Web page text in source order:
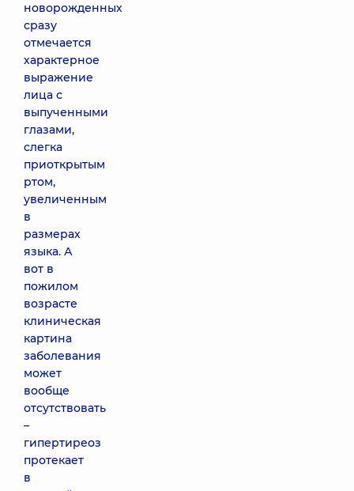
новорожденных
сразу
отмечается
характерное
выражение
лица с
выпученными
глазами,
слегка
приоткрытым
ртом,
увеличенным
в
размерах
языка. А
вот в
пожилом
возрасте
клиническая
картина
заболевания
может
вообще
отсутствовать
–
гипертиреоз
протекает
в